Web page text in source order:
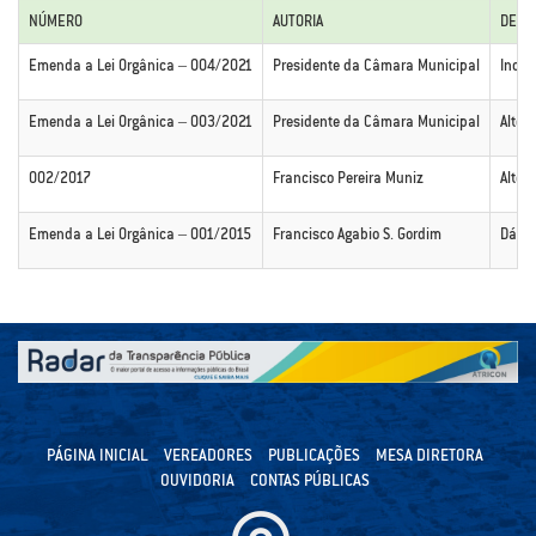
NÚMERO AUTORIA
Emenda a Lei Orgânica – 004/2021 Presidente da Câmara Municipal
Emenda a Lei Orgânica – 003/2021 Presidente da Câmara Municipal
002/2017 Francisco Pereira Muniz
Emenda a Lei Orgânica – 001/2015 Francisco Agabio S. Gordim Dá
PÁGINA INICIAL VEREADORES PUBLICAÇÕES
MESA DIRETORA
OUVIDORIA
CONTAS PÚBLICAS